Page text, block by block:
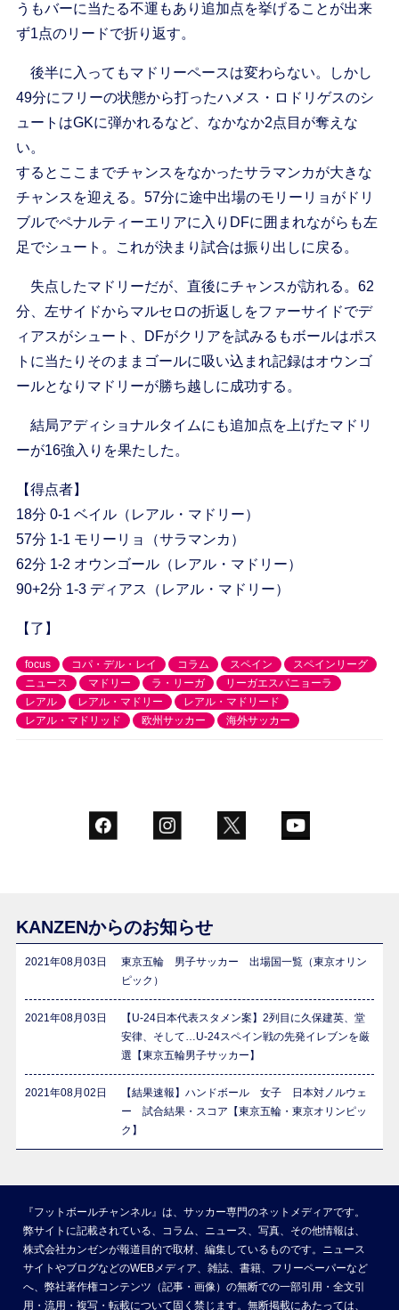
うもバーに当たる不運もあり追加点を挙げることが出来
ず1点のリードで折り返す。
後半に入ってもマドリーペースは変わらない。しかし
49分にフリーの状態から打ったハメス・ロドリゲスのシ
ュートはGKに弾かれるなど、なかなか2点目が奪えな
い。
するとここまでチャンスをなかったサラマンカが大きな
チャンスを迎える。57分に途中出場のモリーリョがドリ
ブルでペナルティーエリアに入りDFに囲まれながらも左
足でシュート。これが決まり試合は振り出しに戻る。
失点したマドリーだが、直後にチャンスが訪れる。62
分、左サイドからマルセロの折返しをファーサイドでデ
ィアスがシュート、DFがクリアを試みるもボールはポス
トに当たりそのままゴールに吸い込まれ記録はオウンゴ
ールとなりマドリーが勝ち越しに成功する。
結局アディショナルタイムにも追加点を上げたマドリ
ーが16強入りを果たした。
【得点者】
18分 0-1 ベイル（レアル・マドリー）
57分 1-1 モリーリョ（サラマンカ）
62分 1-2 オウンゴール（レアル・マドリー）
90+2分 1-3 ディアス（レアル・マドリー）
【了】
focus コパ・デル・レイ コラム スペイン
スペインリーグ
ニュース
マドリー ラ・リーガ
リーガエスパニョーラ
レアル
レアル・マドリー
レアル・マドリード
レアル・マドリッド
欧州サッカー 海外サッカー
KANZENからのお知らせ
2021年08月03日
東京五輪 男子サッカー 出場国一覧（東京オリン
ピック）
2021年08月03日
【U-24日本代表スタメン案】2列目に久保建英、堂
安律、そして…U-24スペイン戦の先発イレブンを厳
選【東京五輪男子サッカー】
2021年08月02日
【結果速報】ハンドボール 女子 日本対ノルウェ
ー 試合結果・スコア【東京五輪・東京オリンピッ
ク】
『フットボールチャンネル』は、サッカー専門のネットメディアです。
弊サイトに記載されている、コラム、ニュース、写真、その他情報は、
株式会社カンゼンが報道目的で取材、編集しているものです。ニュース
サイトやブログなどのWEBメディア、雑誌、書籍、フリーペーパーなど
へ、弊社著作権コンテンツ（記事・画像）の無断での一部引用・全文引
用・流用・複写・転載について固く禁じます。無断掲載にあたっては、